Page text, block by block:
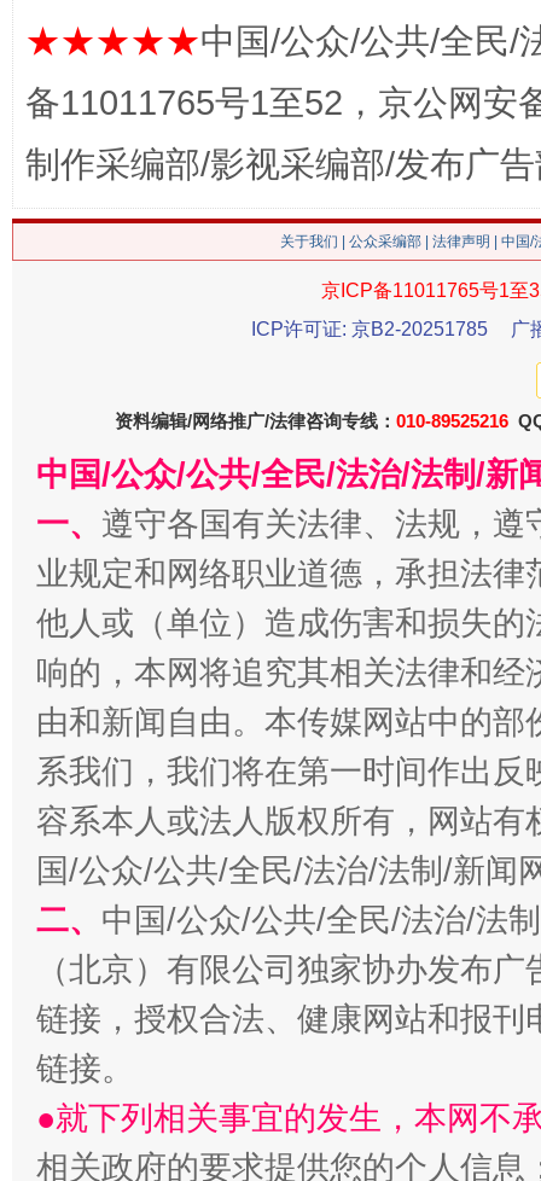
生
解纷+调解+退费，一次搞定
★★★★★中国/公众/公共/全民/
备11011765号1至52，京公网安
制作采编部/影视采编部/发布广
关于我们 公众采编部 法律声明 | 中国
京ICP备11011765号1至
ICP许可证: 京B2-20251785
广
资料编辑/网络推广/法律咨询专线： 010-89525216
中国/公众/公共/全民/法治/法制/新
一、 遵守各国有关法律、法规，
业规定和网络职业道德，承担法
他人或（单位）造成伤害和损失
响的，本网将追究其相关法律和
由和新闻自由。本传媒网站中的
系我们，我们将在第一时间作出
容系本人或法人版权所有，网站
国/公众/公共/全民/法治/法制/新闻
二、 中国/公众/公共/全民/法治/法
（北京）有限公司独家协办发布
链接，授权合法、健康网站和报
链接。
●就下列相关事宜的发生，本网不
相关政府的要求提供您的个人信息